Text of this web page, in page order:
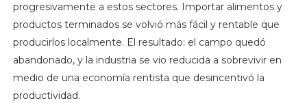
progresivamente a estos sectores. Importar alimentos y
productos terminados se volvió más fácil y rentable que
producirlos localmente. El resultado: el campo quedó
abandonado, y la industria se vio reducida a sobrevivir en
medio de una economía rentista que desincentivó la
productividad.